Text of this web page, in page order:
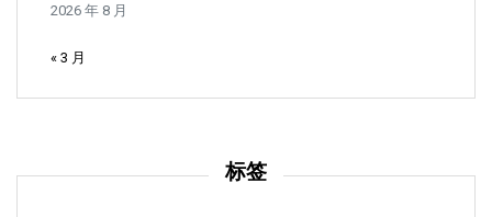
2026 年 8 月
« 3 月
标签